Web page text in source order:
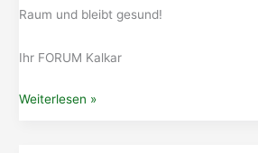
Raum und bleibt gesund!
Ihr FORUM Kalkar
Parken
Weiterlesen »